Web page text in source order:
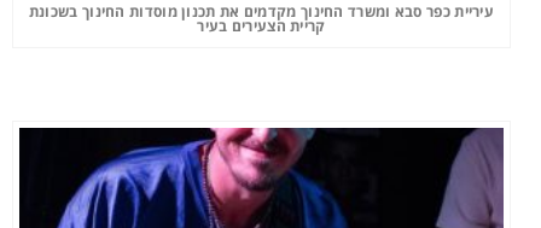
עיריית כפר סבא ומשרד החינוך מקדמים את תכנון מוסדות החינוך בשכונת
קריית הצעירים בעיר